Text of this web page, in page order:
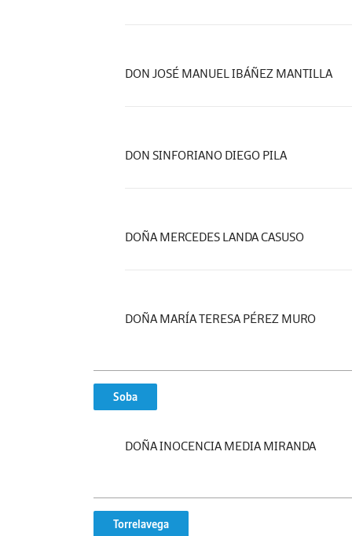
DON JOSÉ MANUEL IBÁÑEZ MANTILLA
DON SINFORIANO DIEGO PILA
DOÑA MERCEDES LANDA CASUSO
DOÑA MARÍA TERESA PÉREZ MURO
Soba
DOÑA INOCENCIA MEDIA MIRANDA
Torrelavega